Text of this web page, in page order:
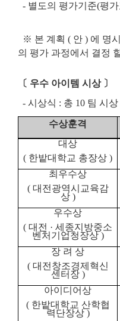
- 별도의 평가기준(평
※ 본 계획 ( 안 ) 에 명
의 평가 과정에서 결정
〔 우수 아이템 시상 〕
- 시상식 : 총 10 팀 시상
수상훈격
대상
( 한밭대학교 총장상 )
최우수상
( 대전광역시교육감
상 )
우수상
( 대전 · 세종지방중소
벤처기업청장상)
장 려 상
( 대전창조경제혁신
센터장 )
아이디어상
( 한밭대학교 산학협
력단장상 )